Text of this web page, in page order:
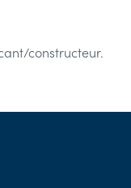
constructeur.